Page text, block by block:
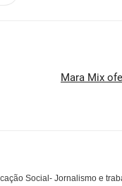
Mara Mix
Social- Jornalismo e